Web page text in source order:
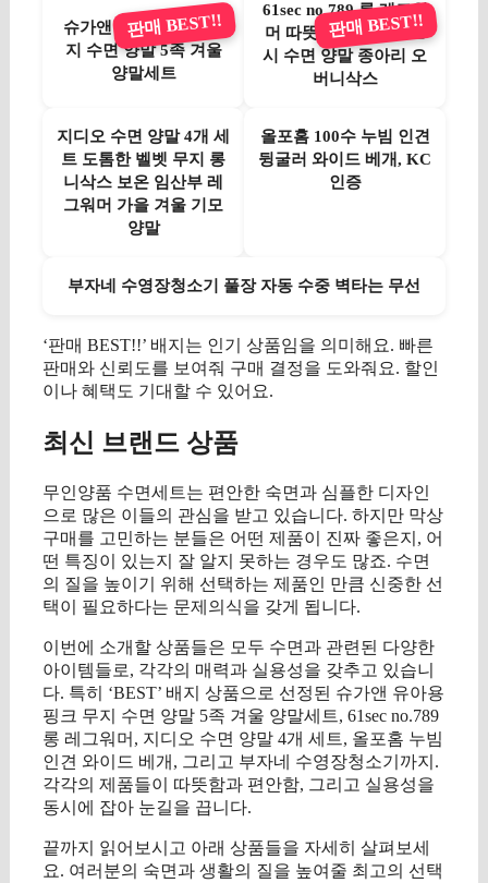
슈가앤 유아용 핑크 무
지 수면 양말 5족 겨울
양말세트
판매 BEST!!
61sec no.789 롱 레그워
머 따뜻한 임산부 발토
시 수면 양말 종아리 오
버니삭스
판매 BEST!!
지디오 수면 양말 4개 세
트 도톰한 벨벳 무지 롱
니삭스 보온 임산부 레
그워머 가을 겨울 기모
양말
올포홈 100수 누빔 인견
뒹굴러 와이드 베개, KC
인증
부자네 수영장청소기 풀장 자동 수중 벽타는 무선
‘판매 BEST!!’ 배지는 인기 상품임을 의미해요. 빠른
판매와 신뢰도를 보여줘 구매 결정을 도와줘요. 할인
이나 혜택도 기대할 수 있어요.
최신 브랜드 상품
무인양품 수면세트는 편안한 숙면과 심플한 디자인
으로 많은 이들의 관심을 받고 있습니다. 하지만 막상
구매를 고민하는 분들은 어떤 제품이 진짜 좋은지, 어
떤 특징이 있는지 잘 알지 못하는 경우도 많죠. 수면
의 질을 높이기 위해 선택하는 제품인 만큼 신중한 선
택이 필요하다는 문제의식을 갖게 됩니다.
이번에 소개할 상품들은 모두 수면과 관련된 다양한
아이템들로, 각각의 매력과 실용성을 갖추고 있습니
다. 특히 ‘BEST’ 배지 상품으로 선정된 슈가앤 유아용
핑크 무지 수면 양말 5족 겨울 양말세트, 61sec no.789
롱 레그워머, 지디오 수면 양말 4개 세트, 올포홈 누빔
인견 와이드 베개, 그리고 부자네 수영장청소기까지.
각각의 제품들이 따뜻함과 편안함, 그리고 실용성을
동시에 잡아 눈길을 끕니다.
끝까지 읽어보시고 아래 상품들을 자세히 살펴보세
요. 여러분의 숙면과 생활의 질을 높여줄 최고의 선택